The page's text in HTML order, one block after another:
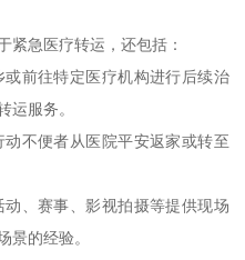
紧急医疗转运，还包括：
前往特定医疗机构进行后续治
运服务。
不便者从医院平安返家或转至
、赛事、影视拍摄等提供现场
景的经验。